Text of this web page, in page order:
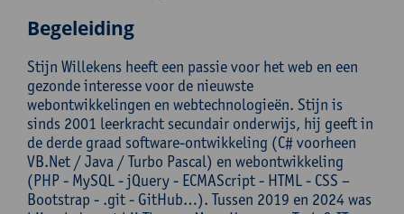
Begeleiding
Stijn Willekens heeft een passie voor het web en een
gezonde interesse voor de nieuwste
webontwikkelingen en webtechnologieën. Stijn is
sinds 2001 leerkracht secundair onderwijs, hij geeft in
de derde graad software-ontwikkeling (C# voorheen
VB.Net / Java / Turbo Pascal) en webontwikkeling
(PHP - MySQL - jQuery - ECMAScript - HTML - CSS –
Bootstrap - .git - GitHub…). Tussen 2019 en 2024 was